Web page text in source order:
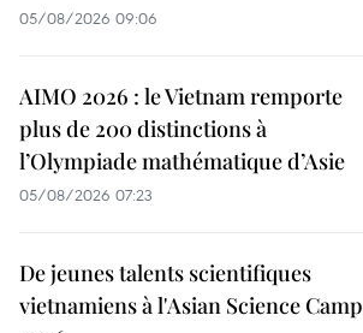
05/08/2026 09:06
AIMO 2026 : le Vietnam remporte
plus de 200 distinctions à
l’Olympiade mathématique d’Asie
05/08/2026 07:23
De jeunes talents scientifiques
vietnamiens à l'Asian Science Camp